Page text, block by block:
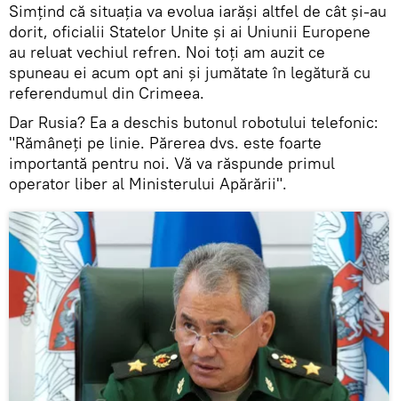
Simțind că situația va evolua iarăși altfel de cât și-au
dorit, oficialii Statelor Unite și ai Uniunii Europene
au reluat vechiul refren. Noi toți am auzit ce
spuneau ei acum opt ani și jumătate în legătură cu
referendumul din Crimeea.
Dar Rusia? Ea a deschis butonul robotului telefonic:
"Rămâneți pe linie. Părerea dvs. este foarte
importantă pentru noi. Vă va răspunde primul
operator liber al Ministerului Apărării".